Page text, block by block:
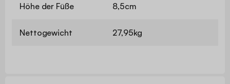
Höhe der Füße 8,5cm
Nettogewicht 27,95kg